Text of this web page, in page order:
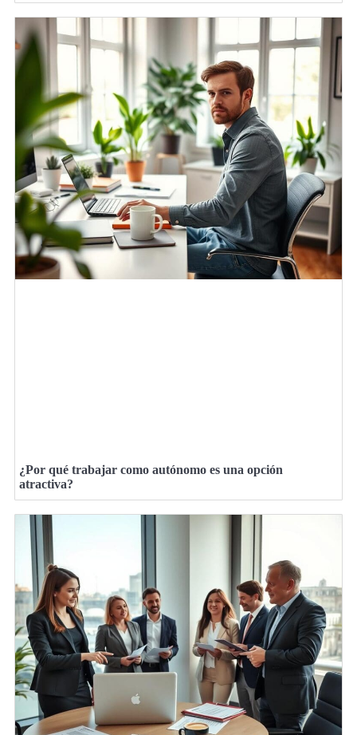
¿Por qué trabajar como autónomo es una opción
atractiva?